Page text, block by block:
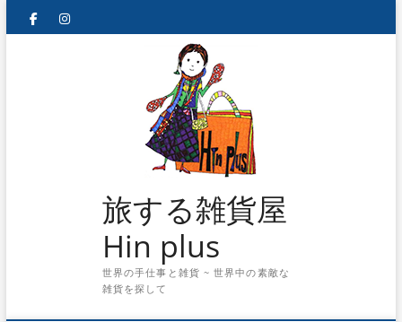
facebookinstagram
旅する雑貨屋
Hin plus
世界の手仕事と雑貨 ~ 世界中の素敵な
雑貨を探して